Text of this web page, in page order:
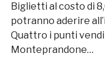
Biglietti al costo di
potranno aderire
Quattro i punti
Monteprandone…